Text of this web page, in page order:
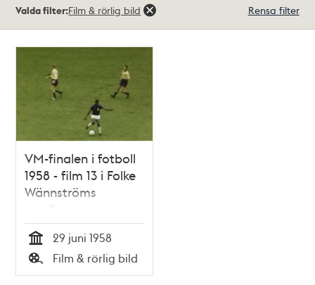
träffar
Valda filter:Film & rörlig bild Rensa filter
VM-finalen i fotboll
1958 - film 13 i Folke
Wännströms
samling
Tid
29 juni 1958
Typ
Film & rörlig bild